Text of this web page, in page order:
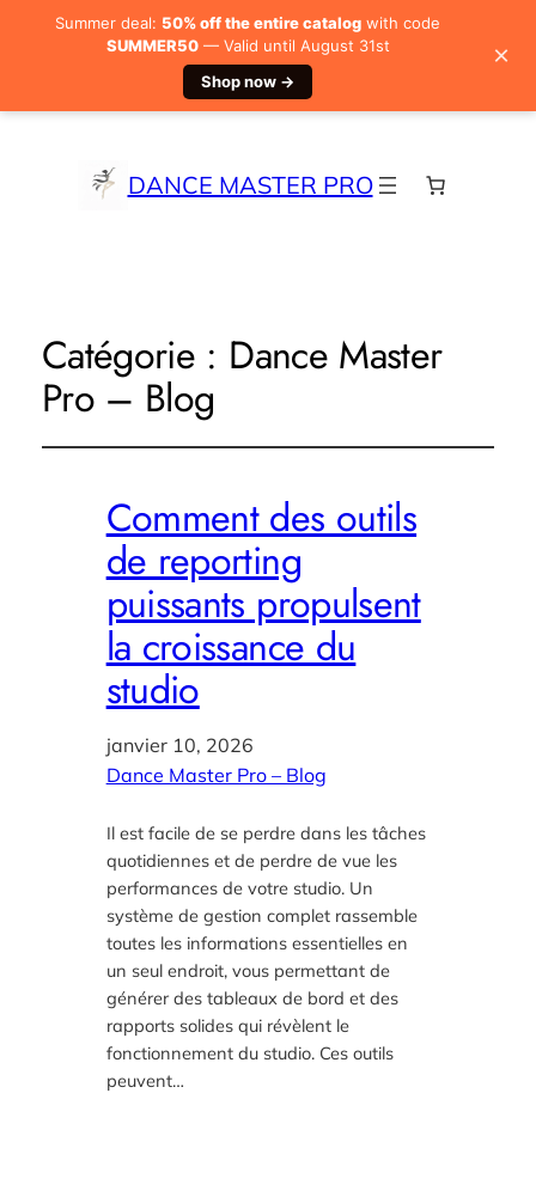
DANCE MASTER PRO
Catégorie : Dance Master
Pro – Blog
Comment des outils
de reporting
puissants propulsent
la croissance du
studio
janvier 10, 2026
Dance Master Pro – Blog
Il est facile de se perdre dans les tâches
quotidiennes et de perdre de vue les
performances de votre studio. Un
système de gestion complet rassemble
toutes les informations essentielles en
un seul endroit, vous permettant de
générer des tableaux de bord et des
rapports solides qui révèlent le
fonctionnement du studio. Ces outils
peuvent…
Summer deal: 50% off the entire catalog with code
SUMMER50— Valid until August 31st
Shop now →
×